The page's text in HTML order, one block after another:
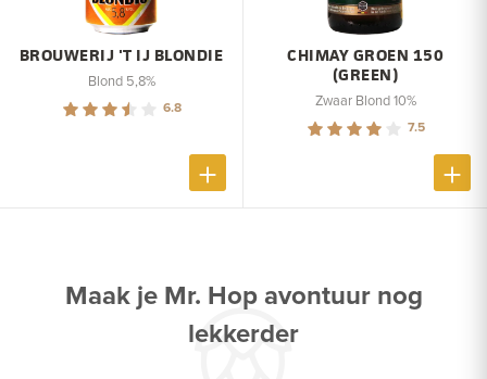
BROUWERIJ 'T IJ BLONDIE
Blond 5,8%
6.8
CHIMAY GROEN 150
(GREEN)
Zwaar Blond 10%
7.5
Maak je Mr. Hop avontuur nog
lekkerder